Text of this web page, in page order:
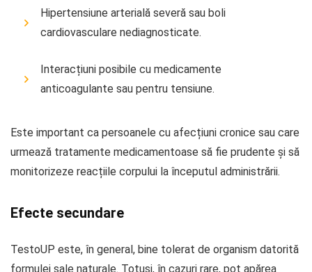
Hipertensiune arterială severă sau boli
cardiovasculare nediagnosticate.
Interacțiuni posibile cu medicamente
anticoagulante sau pentru tensiune.
Este important ca persoanele cu afecțiuni cronice sau care
urmează tratamente medicamentoase să fie prudente și să
monitorizeze reacțiile corpului la începutul administrării.
Efecte secundare
TestoUP este, în general, bine tolerat de organism datorită
formulei sale naturale. Totuși, în cazuri rare, pot apărea